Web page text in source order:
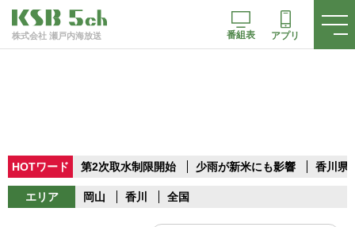
株式会社 瀬戸内海放送 番組表 アプリ
HOTワード 第2次取水制限開始 少雨が新米にも影響 香川県
エリア 岡山 香川 全国